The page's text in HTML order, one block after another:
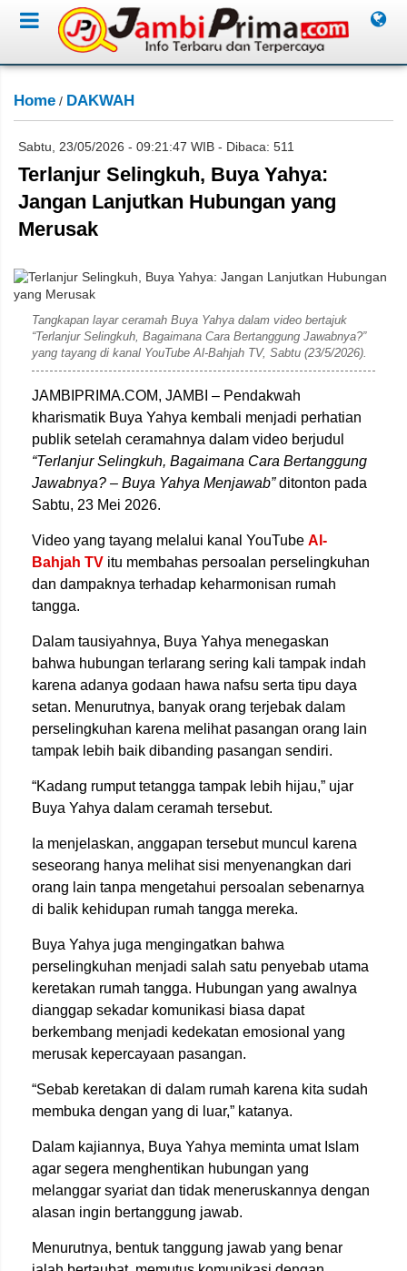
Home / DAKWAH
Sabtu, 23/05/2026 - 09:21:47 WIB - Dibaca: 511
Terlanjur Selingkuh, Buya Yahya:
Jangan Lanjutkan Hubungan yang
Merusak
Tangkapan layar ceramah Buya Yahya dalam video bertajuk
“Terlanjur Selingkuh, Bagaimana Cara Bertanggung Jawabnya?”
yang tayang di kanal YouTube Al-Bahjah TV, Sabtu (23/5/2026).
JAMBIPRIMA.COM, JAMBI – Pendakwah
kharismatik Buya Yahya kembali menjadi perhatian
publik setelah ceramahnya dalam video berjudul
“Terlanjur Selingkuh, Bagaimana Cara Bertanggung
Jawabnya? – Buya Yahya Menjawab”ditonton pada
Sabtu, 23 Mei 2026.
Video yang tayang melalui kanal YouTube Al-
Bahjah TV itu membahas persoalan perselingkuhan
dan dampaknya terhadap keharmonisan rumah
tangga.
Dalam tausiyahnya, Buya Yahya menegaskan
bahwa hubungan terlarang sering kali tampak indah
karena adanya godaan hawa nafsu serta tipu daya
setan. Menurutnya, banyak orang terjebak dalam
perselingkuhan karena melihat pasangan orang lain
tampak lebih baik dibanding pasangan sendiri.
“Kadang rumput tetangga tampak lebih hijau,” ujar
Buya Yahya dalam ceramah tersebut.
Ia menjelaskan, anggapan tersebut muncul karena
seseorang hanya melihat sisi menyenangkan dari
orang lain tanpa mengetahui persoalan sebenarnya
di balik kehidupan rumah tangga mereka.
Buya Yahya juga mengingatkan bahwa
perselingkuhan menjadi salah satu penyebab utama
keretakan rumah tangga. Hubungan yang awalnya
dianggap sekadar komunikasi biasa dapat
berkembang menjadi kedekatan emosional yang
merusak kepercayaan pasangan.
“Sebab keretakan di dalam rumah karena kita sudah
membuka dengan yang di luar,” katanya.
Dalam kajiannya, Buya Yahya meminta umat Islam
agar segera menghentikan hubungan yang
melanggar syariat dan tidak meneruskannya dengan
alasan ingin bertanggung jawab.
Menurutnya, bentuk tanggung jawab yang benar